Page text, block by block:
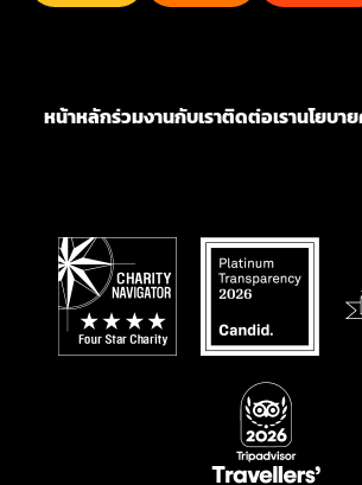
หน้าหลักร่วมงานกับเราติดต่อเรานโยบา